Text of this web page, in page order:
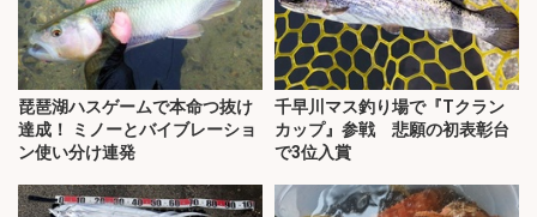
琵琶湖ハスゲームで本命つ抜け
達成！ ミノーとバイブレーショ
ン使い分け連発
千早川マス釣り場で『Tクラン
カップ』参戦 悲願の初表彰台
で3位入賞